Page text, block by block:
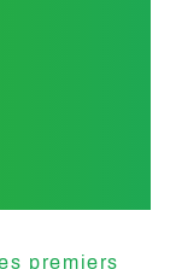
premiers